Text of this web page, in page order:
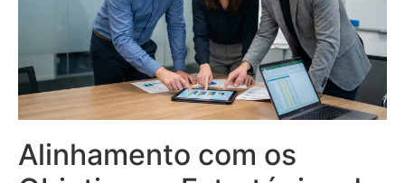
Alinhamento com os